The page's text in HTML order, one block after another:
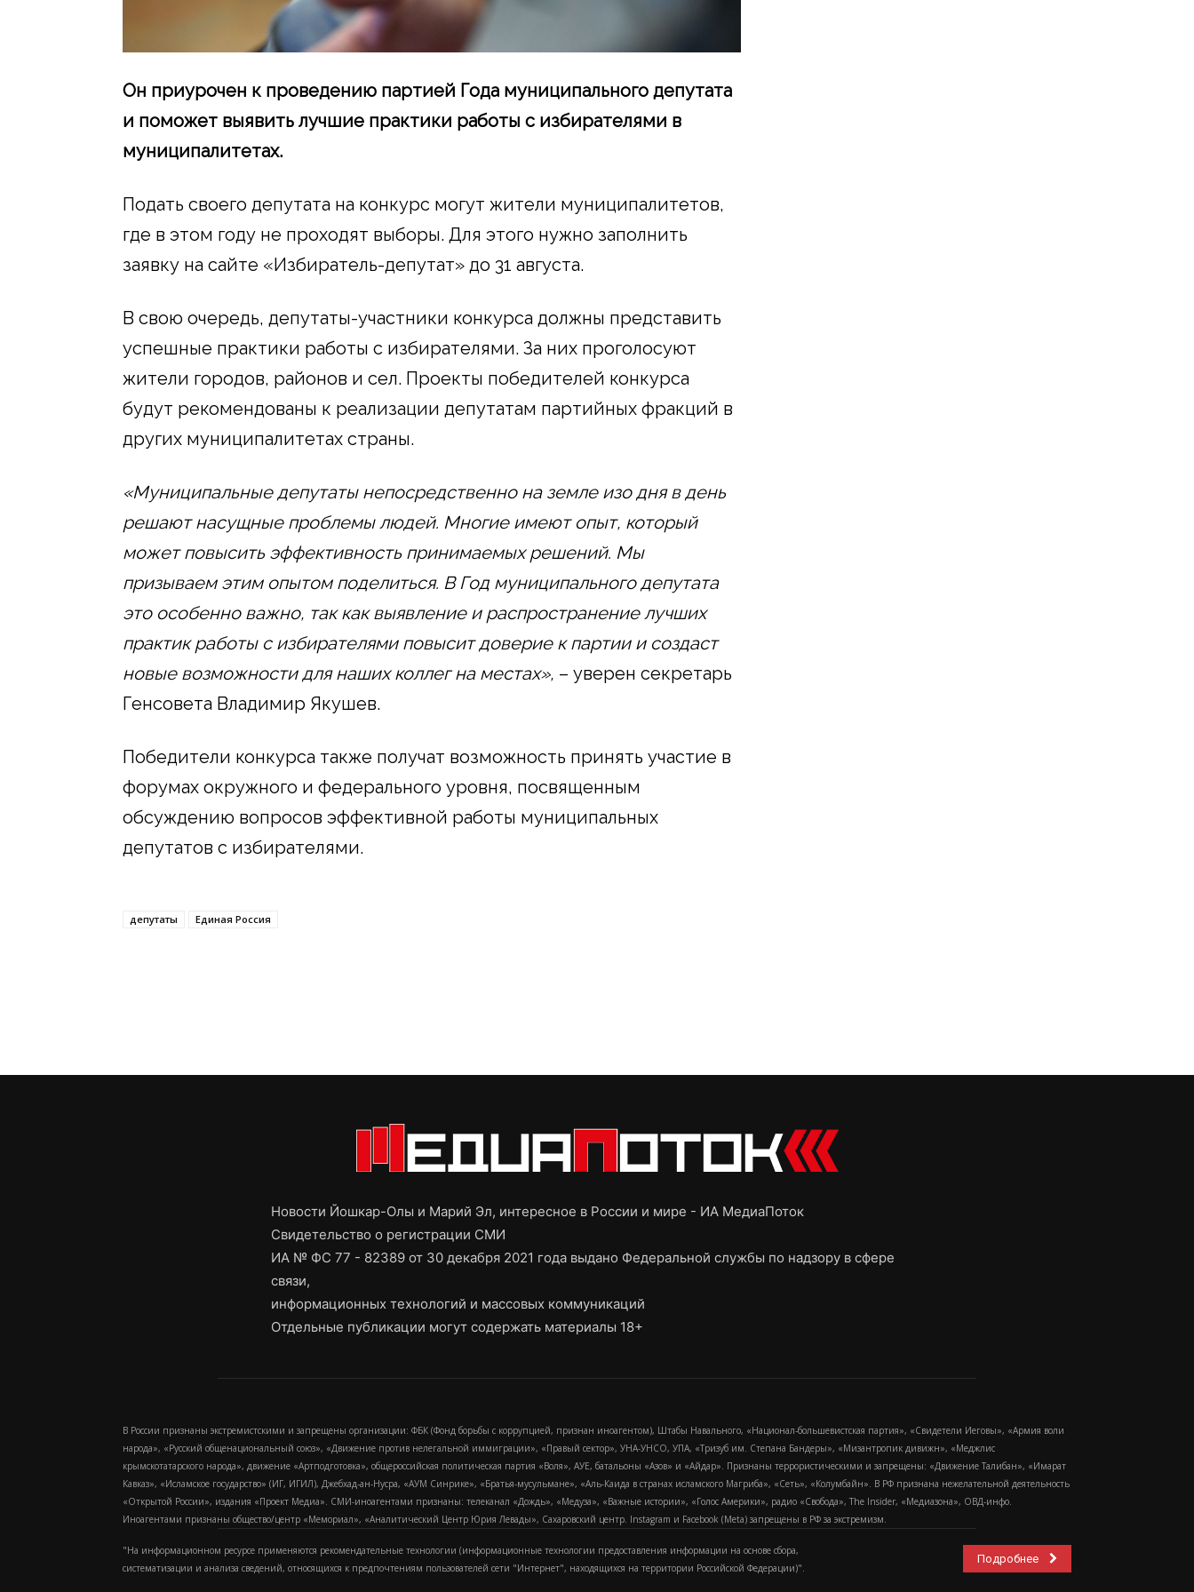
Он приурочен к проведению партией Года муниципального депутата
и поможет выявить лучшие практики работы с избирателями в
муниципалитетах.
Подать своего депутата на конкурс могут жители муниципалитетов,
где в этом году не проходят выборы. Для этого нужно заполнить
заявку на сайте «Избиратель-депутат» до 31 августа.
В свою очередь, депутаты-участники конкурса должны представить
успешные практики работы с избирателями. За них проголосуют
жители городов, районов и сел. Проекты победителей конкурса
будут рекомендованы к реализации депутатам партийных фракций в
других муниципалитетах страны.
«Муниципальные депутаты непосредственно на земле изо дня в день
решают насущные проблемы людей. Многие имеют опыт, который
может повысить эффективность принимаемых решений. Мы
призываем этим опытом поделиться. В Год муниципального депутата
это особенно важно, так как выявление и распространение лучших
практик работы с избирателями повысит доверие к партии и создаст
новые возможности для наших коллег на местах», – уверен секретарь
Генсовета Владимир Якушев.
Победители конкурса также получат возможность принять участие в
форумах окружного и федерального уровня, посвященным
обсуждению вопросов эффективной работы муниципальных
депутатов с избирателями.
депутаты Единая Россия
Новости Йошкар-Олы и Марий Эл, интересное в России и мире - ИА МедиаПоток
Свидетельство о регистрации СМИ
ИА № ФС 77 - 82389 от 30 декабря 2021 года выдано Федеральной службы по надзору в сфере
связи,
информационных технологий и массовых коммуникаций
Отдельные публикации могут содержать материалы 18+
В России признаны экстремистскими и запрещены организации: ФБК (Фонд борьбы с коррупцией, признан иноагентом), Штабы Навального, «Национал-большевистская партия», «Свидетели Иеговы», «Армия воли
народа», «Русский общенациональный союз», «Движение против нелегальной иммиграции», «Правый сектор», УНА-УНСО, УПА, «Тризуб им. Степана Бандеры», «Мизантропик дивижн», «Меджлис
крымскотатарского народа», движение «Артподготовка», общероссийская политическая партия «Воля», АУЕ, батальоны «Азов» и «Айдар». Признаны террористическими и запрещены: «Движение Талибан», «Имарат
Кавказ», «Исламское государство» (ИГ, ИГИЛ), Джебхад-ан-Нусра, «АУМ Синрике», «Братья-мусульмане», «Аль-Каида в странах исламского Магриба», «Сеть», «Колумбайн». В РФ признана нежелательной деятельность
«Открытой России», издания «Проект Медиа». СМИ-иноагентами признаны: телеканал «Дождь», «Медуза», «Важные истории», «Голос Америки», радио «Свобода», The Insider, «Медиазона», ОВД-инфо.
Иноагентами признаны общество/центр «Мемориал», «Аналитический Центр Юрия Левады», Сахаровский центр. Instagram и Facebook (Metа) запрещены в РФ за экстремизм.
"На информационном ресурсе применяются рекомендательные технологии (информационные технологии предоставления информации на основе сбора,
систематизации и анализа сведений, относящихся к предпочтениям пользователей сети "Интернет", находящихся на территории Российской Федерации)".
Подробнее